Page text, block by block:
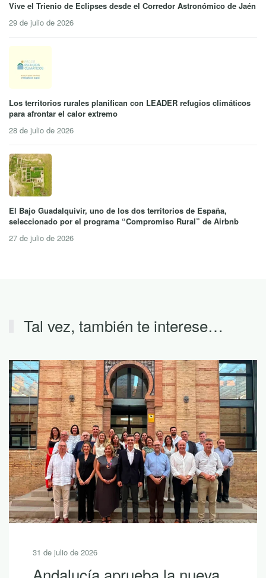
Vive el Trienio de Eclipses desde el Corredor Astronómico de Jaén
29 de julio de 2026
Los territorios rurales planifican con LEADER refugios climáticos
para afrontar el calor extremo
28 de julio de 2026
El Bajo Guadalquivir, uno de los dos territorios de España,
seleccionado por el programa “Compromiso Rural” de Airbnb
27 de julio de 2026
Tal vez, también te interese…
31 de julio de 2026